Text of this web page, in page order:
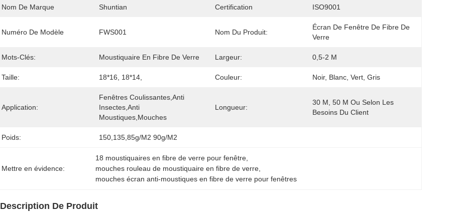
Nom De Marque Shuntian Certification ISO9001
Numéro De Modèle FWS001 Nom Du Produit:
Écran De Fenêtre De Fibre De
Verre
Mots-Clés: Moustiquaire En Fibre De Verre Largeur: 0,5-2 M
Taille: 18*16, 18*14, Couleur: Noir, Blanc, Vert, Gris
Application:
Fenêtres Coulissantes,Anti
Insectes,Anti
Moustiques,mouches
Longueur:
30 M, 50 M Ou Selon Les
Besoins Du Client
Poids: 150,135,85g/m2 90g/m2
Mettre en évidence:
18 moustiquaires en fibre de verre pour fenêtre
mouches rouleau de moustiquaire en fibre de verre
mouches écran anti-moustiques en fibre de verre pour fenêtres
Description De Produit